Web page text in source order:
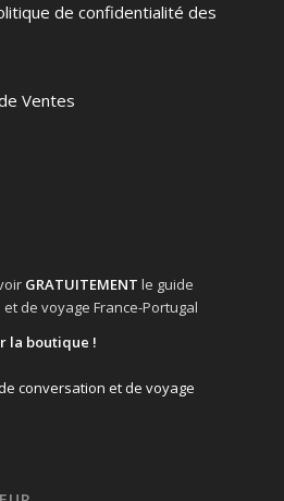
de confidentialité des
Ventes
GRATUITEMENT le guide
de voyage France-Portugal
la boutique !